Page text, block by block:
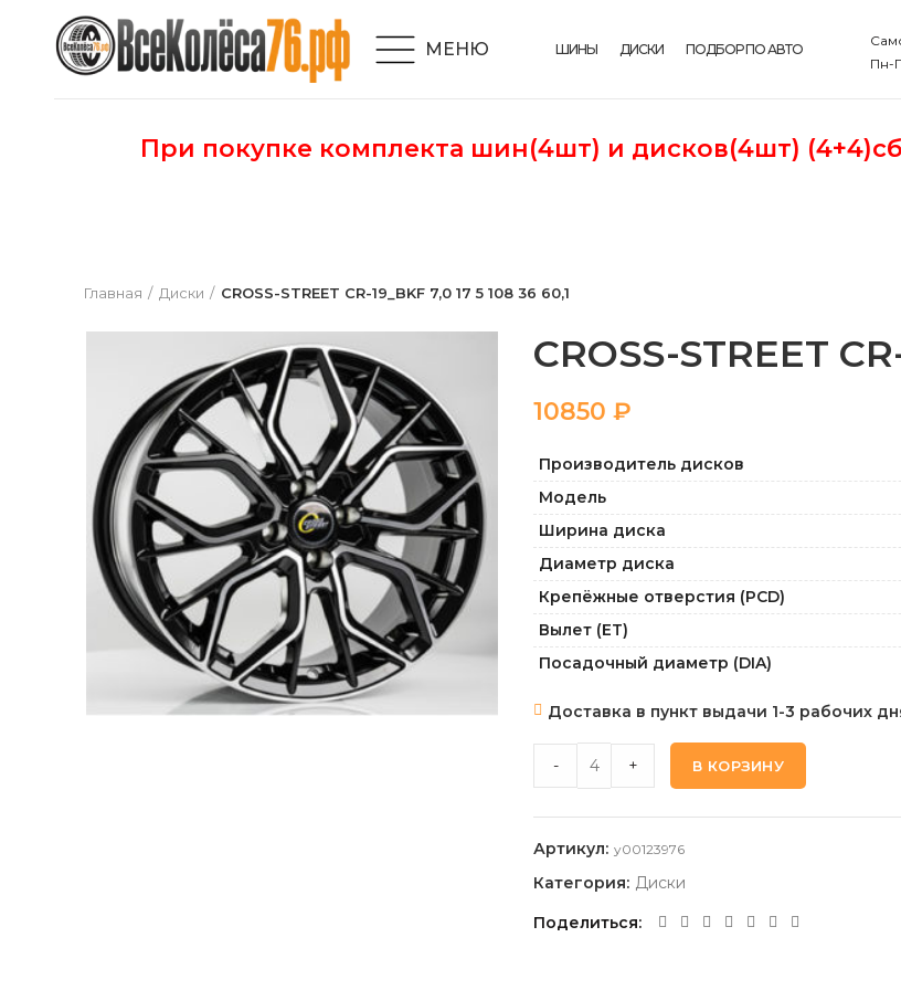
МЕНЮ ШИНЫ ДИСКИ ПОДБОР ПО АВТО
Пн-
При покупке комплекта шин(4шт) и дисков(4шт)
Главная Диски CROSS-STREET CR-19_BKF 7,0 17 5 108 36 60,1
CROSS-STREET
₽
Производитель дисков
Модель
Ширина диска
Диаметр диска
Крепёжные отверстия (PCD)
Вылет (ET)
Посадочный диаметр (DIA)
Доставка в пункт выдачи 1-3 рабочих
CROSS-STREET CR-19_BKF 7,0 17 5 108 36
- + В КОРЗИНУ
Артикул: y00123976
Категория: Диски
Поделиться